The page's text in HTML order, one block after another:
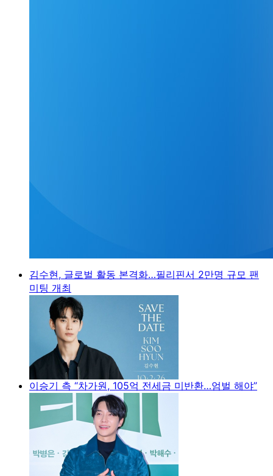
김수현, 글로벌 활동 본격화…필리핀서 2만명 규모 팬
미팅 개최
이승기 측 “차가원, 105억 전세금 미반환…엄벌 해야”